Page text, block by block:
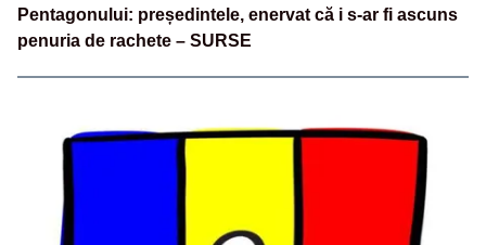
Pentagonului: președintele, enervat că i s-ar fi ascuns
penuria de rachete – SURSE